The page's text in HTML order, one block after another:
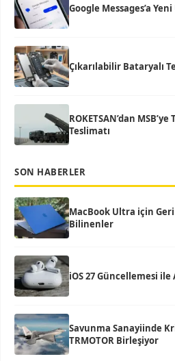
Google Messages’a
Çıkarılabilir Bataryalı
ROKETSAN’dan
Teslimatı
SON HABERLER
MacBook Ultra için Geri
Bilinenler
iOS 27 Güncellemesi ile
Savunma Sanayiinde
TRMOTOR Birleşiyor